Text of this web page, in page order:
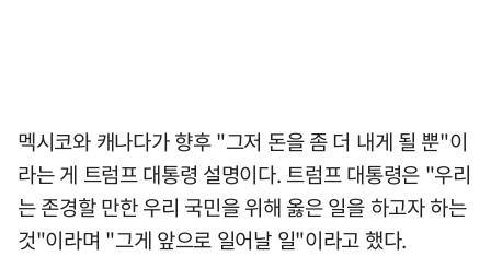
멕시코와 캐나다가 향후 "그저 돈을 좀 더 내게 될 뿐"이
라는 게 트럼프 대통령 설명이다. 트럼프 대통령은 "우리
는 존경할 만한 우리 국민을 위해 옳은 일을 하고자 하는
것"이라며 "그게 앞으로 일어날 일"이라고 했다.